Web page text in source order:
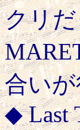
クリ
合い
◆ Last